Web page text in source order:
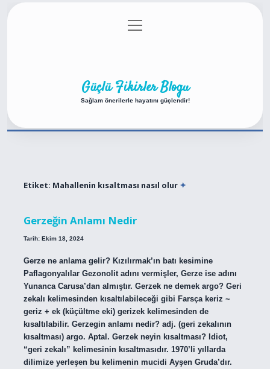
Gizlilik Politikası
menüyü
aç
Güçlü Fikirler Blogu
Sağlam önerilerle hayatını güçlendir!
Etiket: Mahallenin kısaltması nasıl olur
Gerzeğin Anlamı Nedir
Tarih: Ekim 18, 2024
Gerze ne anlama gelir? Kızılırmak’ın batı kesimine
Paflagonyalılar Gezonolit adını vermişler, Gerze ise adını
Yunanca Carusa’dan almıştır. Gerzek ne demek argo? Geri
zekalı kelimesinden kısaltılabileceği gibi Farsça keriz ~
geriz + ek (küçültme eki) gerizek kelimesinden de
kısaltılabilir. Gerzegin anlamı nedir? adj. (geri zekalının
kısaltması) argo. Aptal. Gerzek neyin kısaltması? Idiot,
“geri zekalı” kelimesinin kısaltmasıdır. 1970’li yıllarda
dilimize yerleşen bu kelimenin mucidi Ayşen Gruda’dır.